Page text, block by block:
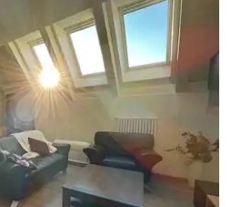
s oznakom „Odabrali gosti”